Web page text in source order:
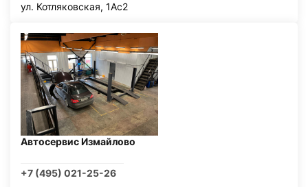
ул. Котляковская, 1Ас2
Автосервис Измайлово
+7 (495) 021-25-26